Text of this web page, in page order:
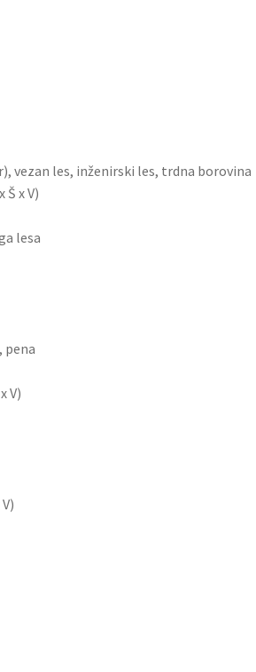
vezan les, inženirski les, trdna borovina
Š x V)
lesa
pena
V)